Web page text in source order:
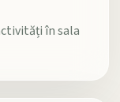
în sala